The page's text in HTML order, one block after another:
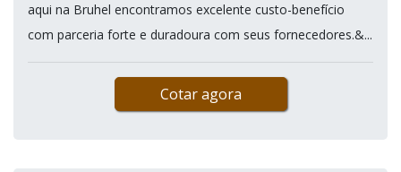
aqui na Bruhel encontramos excelente custo-benefício
com parceria forte e duradoura com seus fornecedores.&...
Cotar agora